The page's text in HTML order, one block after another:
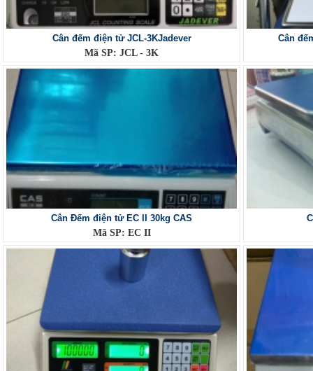
Cân đếm điện tử JCL-3KJadever
Mã SP: JCL - 3K
Cân
Cân Đếm điện tử EC II 30kg CAS
Mã SP: EC II